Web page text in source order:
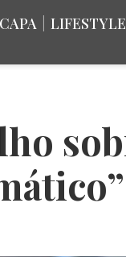
CAPA LIFESTYLE